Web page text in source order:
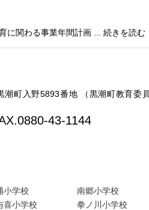
関わる事業年間計画 ... 続きを読む
町入野5893番地 （黒潮町教育委
43-1144
小学校
南郷小学校
喜小学校
拳ノ川小学校